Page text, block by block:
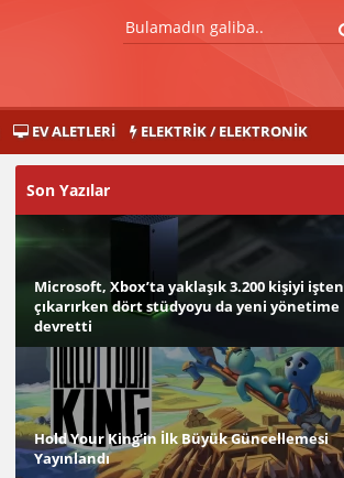
EV ALETLERI ELEKTRIK / ELEKTRONIK
Son Yazılar
Microsoft, Xbox’ta yaklaşık 3.200 kişiyi işten
çıkarırken dört stüdyoyu da yeni yönetime
devretti
Hold Your King’in İlk Büyük Güncellemesi
Yayınlandı